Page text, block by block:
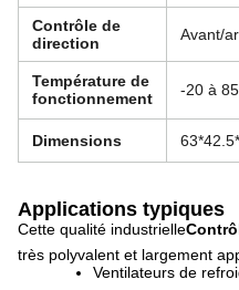
Contrôle de
direction
Avant/
Température de
fonctionnement
-20 à
Dimensions
Applications typiques
Cette qualité industrielle
très polyvalent et largement
Ventilateurs de